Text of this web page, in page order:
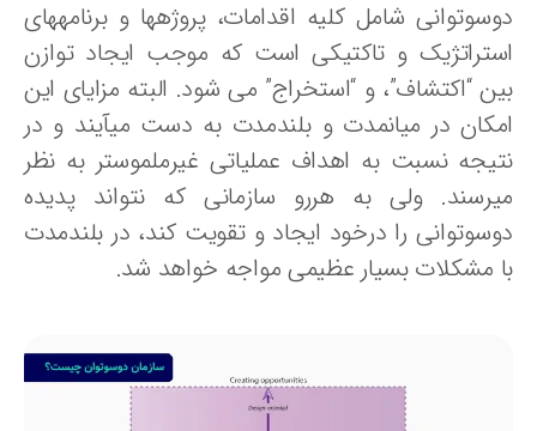
شامل کلیه اقدامات، پروژه‏ها و برنامه‏های
و تاکتیکی است که موجب ایجاد توازن
“اکتشاف”، و “استخراج” می شود. البته مزایای این
در میان‏مدت و بلندمدت به دست می‏آیند و در
نسبت به اهداف عملیاتی غیرملموس‏تر به نظر
ولی به هررو سازمانی که نتواند پدیده
را درخود ایجاد و تقویت کند، در بلندمدت
مشکلات بسیار عظیمی مواجه خواهد شد.